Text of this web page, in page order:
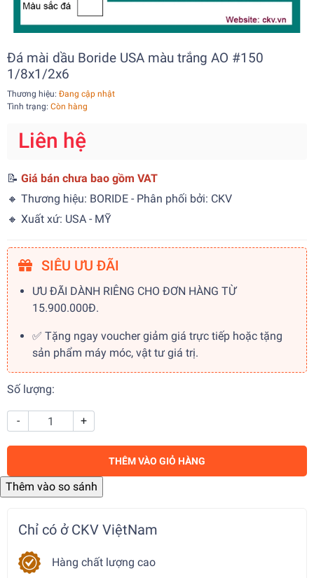
Đá mài dầu Boride USA màu trắng AO #150
1/8x1/2x6
Thương hiệu: Đang cập nhật
Tình trạng: Còn hàng
Liên hệ
📝 Giá bán chưa bao gồm VAT
🔸 Thương hiệu: BORIDE - Phân phối bởi: CKV
🔸 Xuất xứ: USA - MỸ
SIÊU ƯU ĐÃI
ƯU ĐÃI DÀNH RIÊNG CHO ĐƠN HÀNG TỪ
15.900.000Đ.
✅ Tặng ngay voucher giảm giá trực tiếp hoặc tặng
sản phẩm máy móc, vật tư giá trị.
Số lượng:
- +
THÊM VÀO GIỎ HÀNG
Chỉ có ở CKV ViệtNam
Hàng chất lượng cao